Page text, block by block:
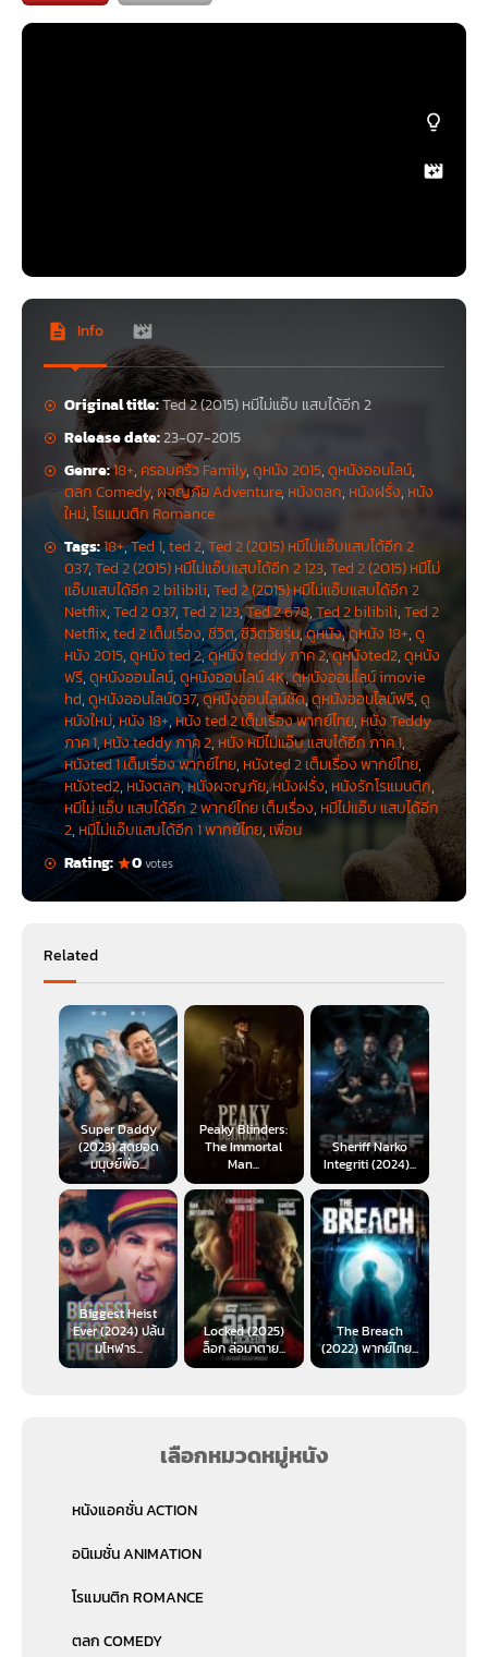
จินตนาการของเขามาสร้างเป็นภาพยนตร์ ที่เขาควบหน้าที่ทั้งเขียนบท กำกับ และ
ให้เสียงพากย์ตัวหมีเท็ดดี้สุดป่วนที่ชื่อว่า “เท็ด” ในภาพยนตร์แนวคอมเมดี้ผสมซี
อีกสารพัดเรื่อง
การกำกับ
ผลงานจาก ผู้กำกับ เซ็ธ แม็คฟาร์เลน ภาพยนตร์ Ted หมีไม่แอ๊บ แสบได้อีก เป็น
ภาพยนตร์แนวคอมเมดี้ที่มีการผสมซีจีแอนิเมท เป็นเรื่องราวของเพื่อนคู่ซี้สุดปึ้
กระหว่างคนกับหมีพูดได้ ด้วยคำอวยพรของ จอห์น ในวัยเด็กทำให้เจ้าหมี Ted
นั้นพูดได้เหมือนกับคนและทำให้เขากลายมาเป็นเพื่อนสุดซี้กันตั้งแต่ 8 ขวบ จน
จอห์น 35 ปี แต่เรื่องราววุ่นๆก็เกิดขึ้น เมื่อ ลอรี่ คอลลินส์ แฟนของจอห์นทนไม่
ได้กับการที่จอห์นใช้ชีวิตกับเจ้าหมี Ted แบบเด็กไม่รู้จักโต จอห์นจึงต้องเลือก
ระหว่าง แฟน กับ หมี Ted เพื่อนคนเดียวของเขาตั้งแต่ 8 ขวบ Ted หมีไม่แอ๊บ
แสบได้อีก ถึงแม้ว่าดูภายนอกเหมือนจะเป็นภาพยนตร์ครอบครัวที่เด็กสามารถดู
ได้ แต่มันเป็นเพียงแค่ภายนอกครับเพราะภาพยนตร์เรื่องนี้จัดเต็มไปด้วย มุข
ทะลึ่ง ยาเสพติด คำหยาบคาย ที่จัดได้ว่าเหมาะสมกับเรทภาพยนตร์ที่ได้เรท 18+
นอกจากนั้นภาพยนตร์ก็ยังสอดแทรกมุขตลกตลอดทั้งเรื่อง อาจจะมีบางมุขที่
เราไม่เก๊ทเพราะเป็นมุขฝรั่งๆ แต่ก็ไม่ได้ทำให้ภาพยนตร์เรื่องสนุกน้อยลงไปนะ
ครับ ถึงแม้ว่าภาพยนตร์เรื่องนี้อาจจะดูไม่มีสาระ เป็นเรื่องของเจ้าหมีสุดทะลึ่ง
แต่เนื้อเรื่องกับครบรส เรื่องราวที่นำเสนอไม่ได้มีแต่ความทะลึ่งแต่ภาพยนตร์
เรื่องนี้สอดแทรกข้อคิดมากมาย รวมถึงเราได้รับรู้ถึงความรัก ความอบอุ่น ใน
แบบฉบับของเพื่อนที่เรียกได้ว่าอาจทำให้คุณน้ำตาซึมกันได้เลย ภาพยนตร์เรื่อง
นี้คือภาพยนตร์ตลกสุดเกรียนที่ติดเรท เสียดสีสังคม แต่ได้ข้อคิดและความฮา
อย่างแน่นอน
รายละเอียด และ นักแสดง
หนัง : เท็ด หมีไม่แอ๊บ แสบได้อีก 2 (Ted 2)
ประเภทหนัง : Comedy
จัดจำหน่ายโดย : UIP
ผู้กำกับ : เซ็ธ แม็คฟาร์เลน
วันที่เข้าฉาย : 23 กรกฎาคม 2558
นักแสดงนำ : มาร์ค วอห์ลเบิร์ก เจสสิกา บาร์ธ จิโอวานนี ริบิซี อแมนดา ไซย์เฟร็ด
Info
Original title:Ted 2 (2015) หมีไม่แอ๊บ แสบได้อีก 2
Release date:23-07-2015
Genre:18+, ครอบครัว Family,ดูหนัง 2015,ดูหนังออนไลน์,
ตลก Comedy, ผจญภัย Adventure, หนังตลก, หนังฝรั่ง, หนัง
ใหม่,โรแมนติก Romance
Tags:18+,Ted 1,ted 2,Ted 2 (2015) หมีไม่แอ๊บแสบได้อีก 2
037,Ted 2 (2015) หมีไม่แอ๊บแสบได้อีก 2 123,Ted 2 (2015) หมีไม่
แอ๊บแสบได้อีก 2 bilibili,Ted 2 (2015) หมีไม่แอ๊บแสบได้อีก 2
Netflix,Ted 2 037,Ted 2 123,Ted 2 678,Ted 2 bilibili,Ted 2
Netflix,ted 2 เต็มเรื่อง,ชีวิต,ชีวิตวัยรุ่น,ดูหนัง,ดูหนัง 18+,ดู
หนัง 2015,ดูหนัง ted 2,ดูหนัง teddy ภาค 2,ดูหนังted2,ดูหนัง
ฟรี,ดูหนังออนไลน์,ดูหนังออนไลน์ 4K,ดูหนังออนไลน์ imovie
hd,ดูหนังออนไลน์037,ดูหนังออนไลน์ชัด,ดูหนังออนไลน์ฟรี,ดู
หนังใหม่, หนัง 18+,หนัง ted 2 เต็มเรื่อง พากย์ไทย, หนัง Teddy
ภาค 1,หนัง teddy ภาค 2, หนัง หมีไม่แอ๊บ แสบได้อีก ภาค 1,
หนังted 1 เต็มเรื่อง พากย์ไทย, หนังted 2 เต็มเรื่อง พากย์ไทย,
หนังted2,หนังตลก,หนังผจญภัย,หนังฝรั่ง, หนังรักโรแมนติก,
หมีไม่ แอ๊บ แสบได้อีก 2 พากย์ไทย เต็มเรื่อง, หมีไม่แอ๊บ แสบได้อีก
2, หมีไม่แอ๊บแสบได้อีก 1 พากย์ไทย,เพื่อน
Rating:
0votes
Related
Super Daddy
(2023) สุดยอด
มนุษย์พ่อ...
Peaky Blinders:
The Immortal
Man...
Sheriff Narko
Integriti (2024)...
Biggest Heist
Ever (2024) ปล้น
มโหฬาร...
Locked (2025)
ล็อก ล่อมาตาย...
The Breach
(2022) พากย์ไทย...
เลือกหมวดหมู่หนัง
หนังแอคชั่น ACTION
อนิเมชั่น ANIMATION
โรแมนติก ROMANCE
ตลก COMEDY